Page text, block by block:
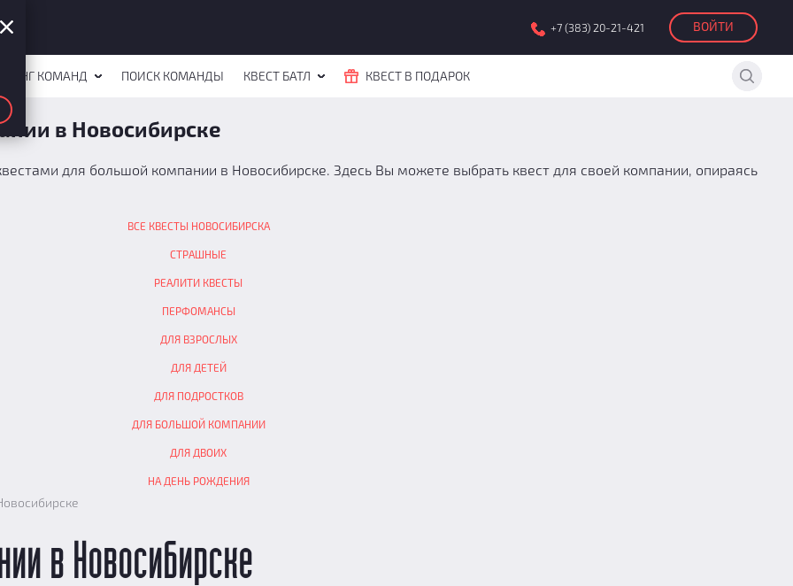
+7 (383) 20-21-421 ВОЙТИ
КОМАНД ПОИСК КОМАНДЫ КВЕСТ БАТЛ КВЕСТ В ПОДАРОК
в Новосибирске
для большой компании в Новосибирске. Здесь Вы можете выбрать квест для своей компании, опираясь
ВСЕ КВЕСТЫ НОВОСИБИРСКА
СТРАШНЫЕ
РЕАЛИТИ КВЕСТЫ
ПЕРФОМАНСЫ
ДЛЯ ВЗРОСЛЫХ
ДЛЯ ДЕТЕЙ
ДЛЯ ПОДРОСТКОВ
ДЛЯ БОЛЬШОЙ КОМПАНИИ
ДЛЯ ДВОИХ
НА ДЕНЬ РОЖДЕНИЯ
в Новосибирске